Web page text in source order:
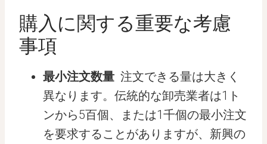
購入に関する重要な考慮
事項
最小注文数量 注文できる量は大きく
異なります。伝統的な卸売業者は1ト
ンから5百個、または1千個の最小注文
を要求することがありますが、新興の